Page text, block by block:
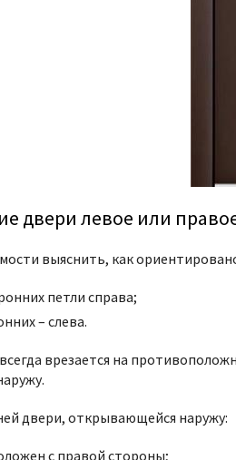
двери левое или
выяснить, как
петли справа;
– слева.
врезается на
двери, открывающейся наружу:
с правой стороны;